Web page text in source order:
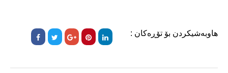
هاوبەشیکردن بۆ تۆڕەکان :